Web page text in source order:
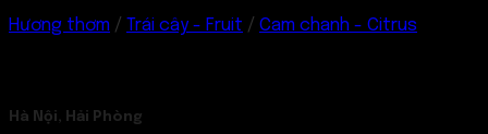
Hương thơm / Trái cây - Fruit / Cam chanh - Citrus
Hà Nội, Hải Phòng